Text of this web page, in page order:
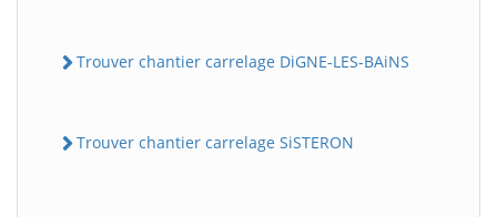
Trouver chantier carrelage DiGNE-LES-BAiNS
Trouver chantier carrelage SiSTERON